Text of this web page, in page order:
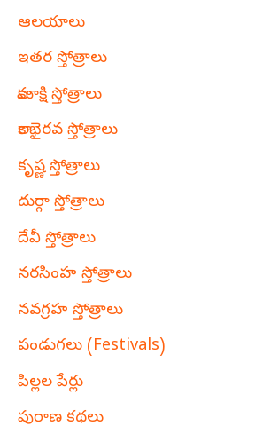
ఆలయాలు
ఇతర స్తోత్రాలు
కామాక్షి స్తోత్రాలు
కాలభైరవ స్తోత్రాలు
కృష్ణ స్తోత్రాలు
దుర్గా స్తోత్రాలు
దేవీ స్తోత్రాలు
నరసింహ స్తోత్రాలు
నవగ్రహ స్తోత్రాలు
పండుగలు (Festivals)
పిల్లల పేర్లు
పురాణ కథలు